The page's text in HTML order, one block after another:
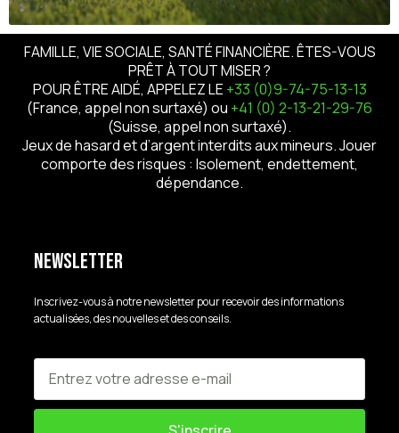
FAMILLE, VIE SOCIALE, SANTÉ FINANCIÈRE. ÊTES-VOUS
PRÊT À TOUT MISER ?
POUR ÊTRE AIDÉ, APPELEZ LE +33 (0)9-74-75-13-13
(France, appel non surtaxé) ou +41 (0) 2-13-21-29-76
(Suisse, appel non surtaxé).
Jeux de hasard et d’argent interdits aux mineurs. Jouer
comporte des risques : Isolement, endettement,
dépendance.
Newsletter
Inscrivez-vous à notre newsletter pour recevoir des informations
actualisées, des nouvelles et des conseils.